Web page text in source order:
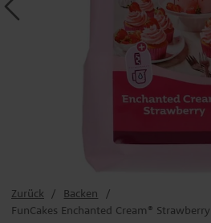
Zurück
Backen
FunCakes Enchanted Cream®